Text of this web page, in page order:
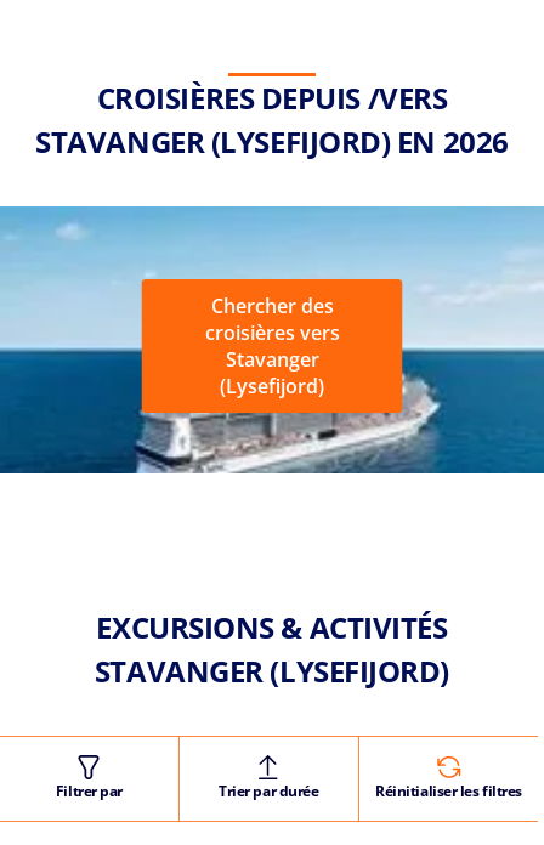
CROISIÈRES DEPUIS /VERS
STAVANGER (LYSEFIJORD) EN 2026
Chercher des
croisières vers
Stavanger
(Lysefijord)
EXCURSIONS & ACTIVITÉS
STAVANGER (LYSEFIJORD)
Filtrer par Trier par durée Réinitialiser les filtres